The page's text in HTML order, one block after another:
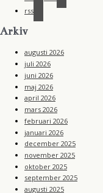
rss
Arkiv
augusti 2026
juli 2026
juni 2026
maj 2026
april 2026
mars 2026
februari 2026
januari 2026
december 2025
november 2025
oktober 2025
september 2025
augusti 2025